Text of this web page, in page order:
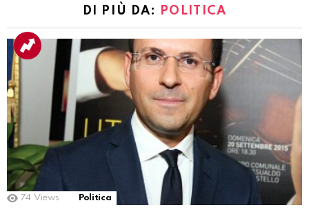
DI PIÙ DA: POLITICA
74 Views Politica